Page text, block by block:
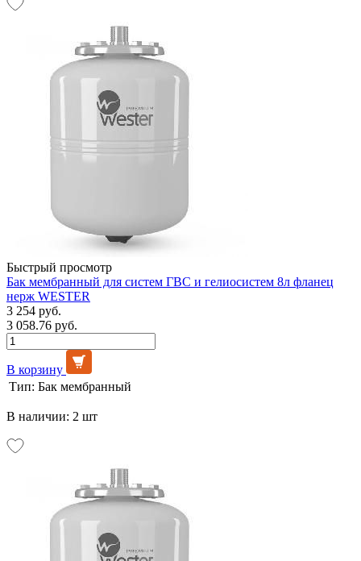
Быстрый просмотр
Бак мембранный для систем ГВС и гелиосистем 8л фланец
нерж WESTER
3 254 руб.
3 058.76 руб.
В корзину
Тип: Бак мембранный
В наличии: 2 шт